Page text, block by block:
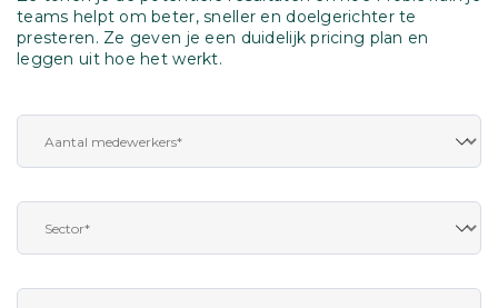
teams helpt om beter, sneller en doelgerichter te
presteren. Ze geven je een duidelijk pricing plan en
leggen uit hoe het werkt.